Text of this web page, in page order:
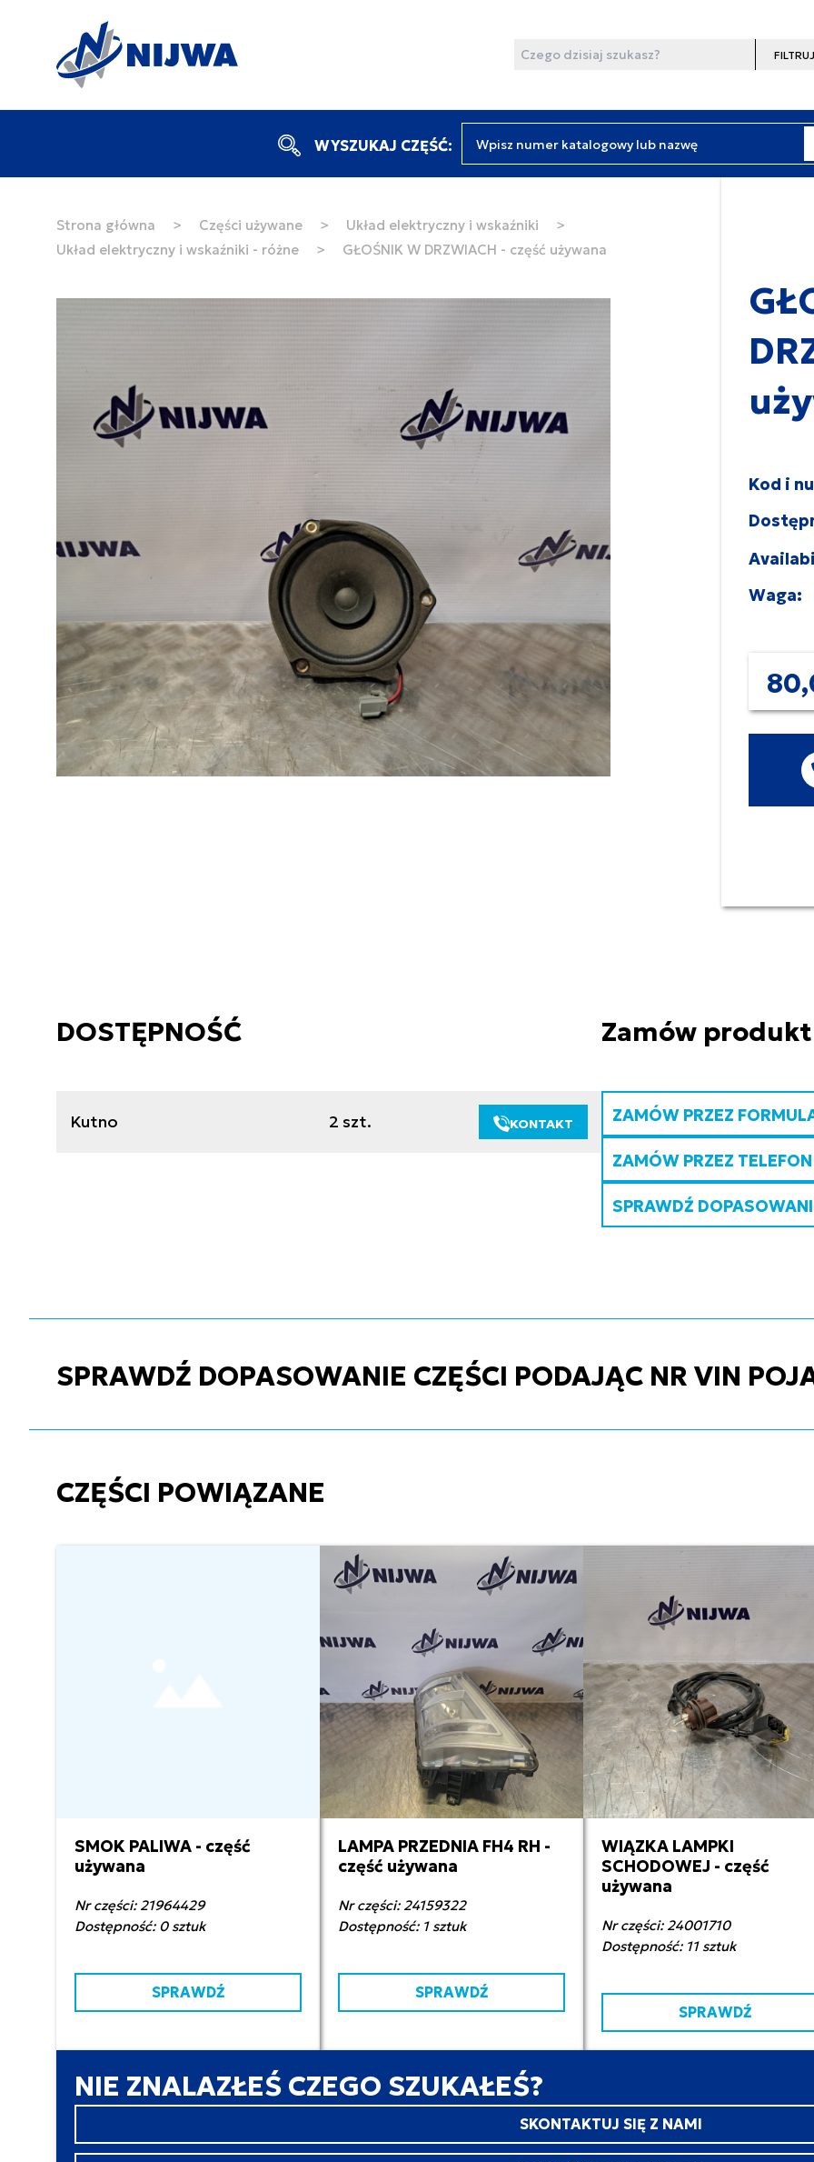
Wyszukaj
Filtruj
WYSZUKAJ CZĘŚĆ:
Strona główna > Części używane > Układ elektryczny i wskaźniki
>
Układ elektryczny i wskaźniki - różne
> GŁOŚNIK W DRZWIACH - część używana
Kod i
Waga:
DOSTĘPNOŚĆ
Kutno 2 szt. KONTAKT
Zamów produkt
ZAMÓW PRZEZ
ZAMÓW PRZEZ TELEFON
SPRAWDŹ
SPRAWDŹ DOPASOWANIE CZĘŚCI PODAJĄC NR VIN
CZĘŚCI POWIĄZANE
1 000,00 zł netto
SMOK PALIWA - część
używana
Nr części: 21964429
Dostępność: 0 sztuk
SPRAWDŹ
1 300,00 zł netto
LAMPA PRZEDNIA FH4 RH -
część używana
Nr części: 24159322
Dostępność: 1 sztuk
SPRAWDŹ
70,00 zł netto
WIĄZKA LAMPKI
SCHODOWEJ - część
używana
Nr części: 24001710
Dostępność: 11 sztuk
SPRAWDŹ
NIE ZNALAZŁEŚ CZEGO SZUKAŁEŚ?
SKONTAKTUJ SIĘ Z NAMI